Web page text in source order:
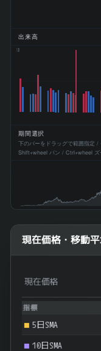
出来高
12M
期間選択
下のバーをドラッグで範囲指定
Shift+wheel パン / Ctrl+wheel ズ
現在価格・移動
現在価格
指標
5日SMA
10日SMA